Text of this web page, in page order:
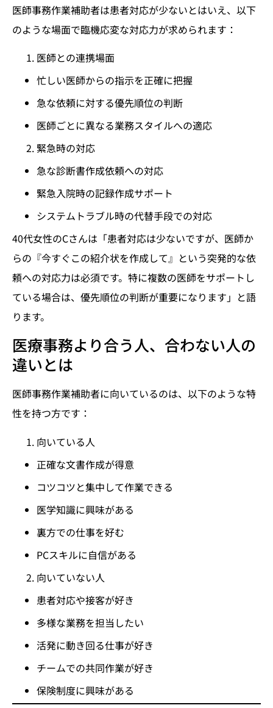
医師事務作業補助者は患者対応が少ないとはいえ、以下
のような場面で臨機応変な対応力が求められます：
医師との連携場面
忙しい医師からの指示を正確に把握
急な依頼に対する優先順位の判断
医師ごとに異なる業務スタイルへの適応
緊急時の対応
急な診断書作成依頼への対応
緊急入院時の記録作成サポート
システムトラブル時の代替手段での対応
40代女性のCさんは「患者対応は少ないですが、医師か
らの『今すぐこの紹介状を作成して』という突発的な依
頼への対応力は必須です。特に複数の医師をサポートし
ている場合は、優先順位の判断が重要になります」と語
ります。
医療事務より合う人、合わない人の
違いとは
医師事務作業補助者に向いているのは、以下のような特
性を持つ方です：
向いている人
正確な文書作成が得意
コツコツと集中して作業できる
医学知識に興味がある
裏方での仕事を好む
PCスキルに自信がある
向いていない人
患者対応や接客が好き
多様な業務を担当したい
活発に動き回る仕事が好き
チームでの共同作業が好き
保険制度に興味がある